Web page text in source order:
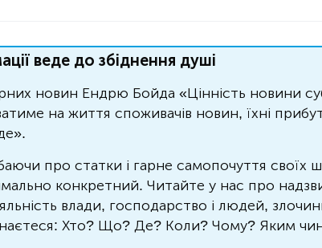
веде до збіднення душі
новин Ендрю Бойда «Цінність новини
на життя споживачів новин, їхні
про статки і гарне самопочуття своїх
конкретний. Читайте у нас про
влади, господарство і людей,
Хто? Що? Де? Коли? Чому? Яким